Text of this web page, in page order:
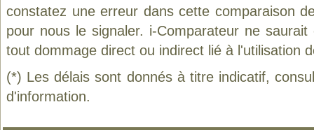
constatez une erreur dans cette comparaison
pour nous le signaler. i-Comparateur ne
tout dommage direct ou indirect lié à l'utilisation
(*) Les délais sont donnés à titre indicatif,
d'information.